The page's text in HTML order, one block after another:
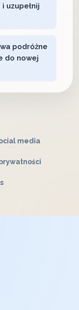
uzupełnij
podróżne
do nowej
media